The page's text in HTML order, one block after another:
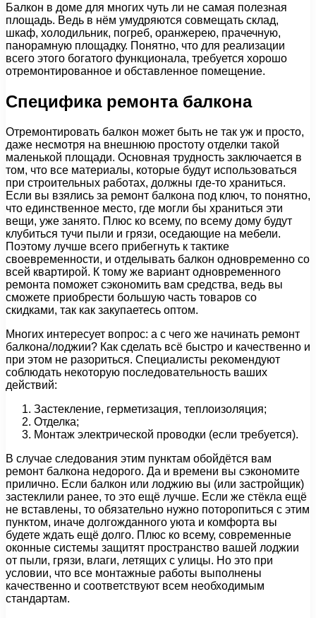
Балкон в доме для многих чуть ли не самая полезная
площадь. Ведь в нём умудряются совмещать склад,
шкаф, холодильник, погреб, оранжерею, прачечную,
панорамную площадку. Понятно, что для реализации
всего этого богатого функционала, требуется хорошо
отремонтированное и обставленное помещение.
Специфика ремонта балкона
Отремонтировать балкон может быть не так уж и просто,
даже несмотря на внешнюю простоту отделки такой
маленькой площади. Основная трудность заключается в
том, что все материалы, которые будут использоваться
при строительных работах, должны где-то храниться.
Если вы взялись за ремонт балкона под ключ, то понятно,
что единственное место, где могли бы храниться эти
вещи, уже занято. Плюс ко всему, по всему дому будут
клубиться тучи пыли и грязи, оседающие на мебели.
Поэтому лучше всего прибегнуть к тактике
своевременности, и отделывать балкон одновременно со
всей квартирой. К тому же вариант одновременного
ремонта поможет сэкономить вам средства, ведь вы
сможете приобрести большую часть товаров со
скидками, так как закупаетесь оптом.
Многих интересует вопрос: а с чего же начинать ремонт
балкона/лоджии? Как сделать всё быстро и качественно и
при этом не разориться. Специалисты рекомендуют
соблюдать некоторую последовательность ваших
действий:
Застекление, герметизация, теплоизоляция;
Отделка;
Монтаж электрической проводки (если требуется).
В случае следования этим пунктам обойдётся вам
ремонт балкона недорого. Да и времени вы сэкономите
прилично. Если балкон или лоджию вы (или застройщик)
застеклили ранее, то это ещё лучше. Если же стёкла ещё
не вставлены, то обязательно нужно поторопиться с этим
пунктом, иначе долгожданного уюта и комфорта вы
будете ждать ещё долго. Плюс ко всему, современные
оконные системы защитят пространство вашей лоджии
от пыли, грязи, влаги, летящих с улицы. Но это при
условии, что все монтажные работы выполнены
качественно и соответствуют всем необходимым
стандартам.